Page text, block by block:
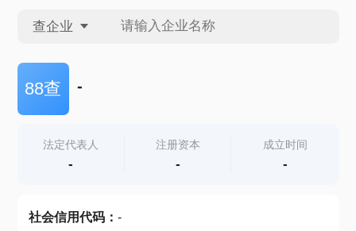
查企业
查企业
查产地
88查 -
法定代表人
-
注册资本
-
成立时间
-
社会信用代码： -